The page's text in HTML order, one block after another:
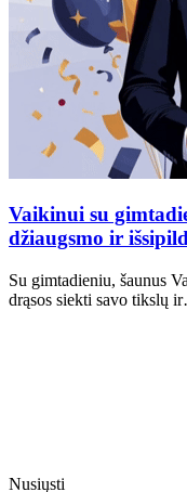
Vaikinui su
džiaugsmo ir
Su gimtadieniu, šaunus
drąsos siekti savo tikslų
Nusiųsti